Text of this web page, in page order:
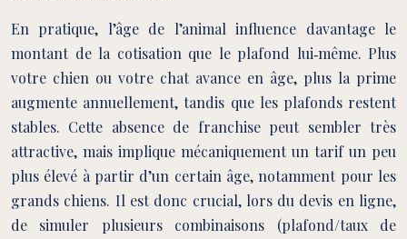
En pratique, l’âge de l’animal influence davantage le
montant de la cotisation que le plafond lui‑même. Plus
votre chien ou votre chat avance en âge, plus la prime
augmente annuellement, tandis que les plafonds restent
stables. Cette absence de franchise peut sembler très
attractive, mais implique mécaniquement un tarif un peu
plus élevé à partir d’un certain âge, notamment pour les
grands chiens. Il est donc crucial, lors du devis en ligne,
de simuler plusieurs combinaisons (plafond/taux de